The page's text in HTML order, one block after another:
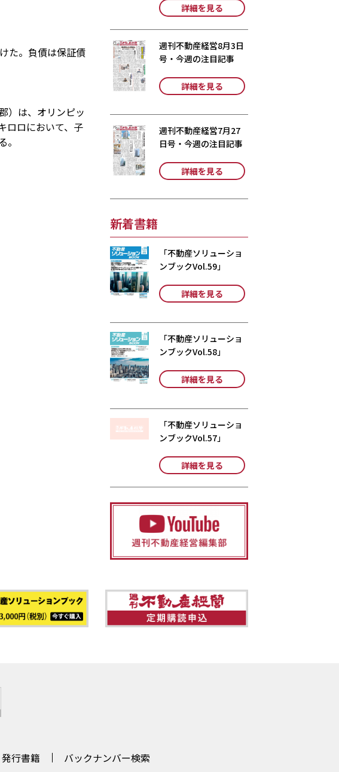
た。負債は保証債
）は、オリンピッ
ロロにおいて、子
詳細を見る
週刊不動産経営8月3日
号・今週の注目記事
詳細を見る
週刊不動産経営7月27
日号・今週の注目記事
詳細を見る
新着書籍
「不動産ソリューショ
ンブックVol.59」
詳細を見る
「不動産ソリューショ
ンブックVol.58」
詳細を見る
「不動産ソリューショ
ンブックVol.57」
詳細を見る
発行書籍 バックナンバー検索